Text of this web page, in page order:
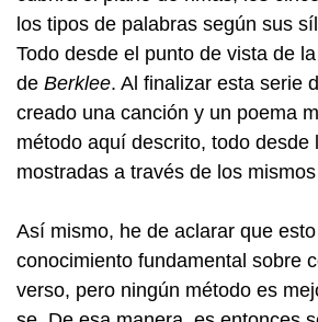
los tipos de palabras según sus
Todo desde el punto de vista de
de Berklee. Al finalizar esta serie
creado una canción y un poema
método aquí descrito, todo desde
mostradas a través de los
Así mismo, he de aclarar que
conocimiento fundamental sobre
verso, pero ningún método es